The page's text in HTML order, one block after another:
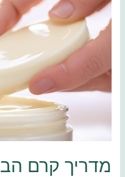
מדריך קרם
מדריך
קרם
הבהרה
לאזורים
–